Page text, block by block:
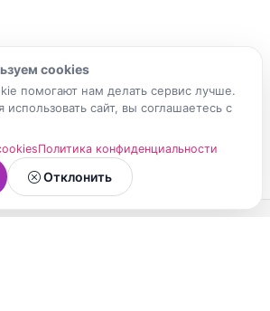
cookies
помогают нам делать сервис лучше.
сайт, вы соглашаетесь с
Политика конфиденциальности
Отклонить